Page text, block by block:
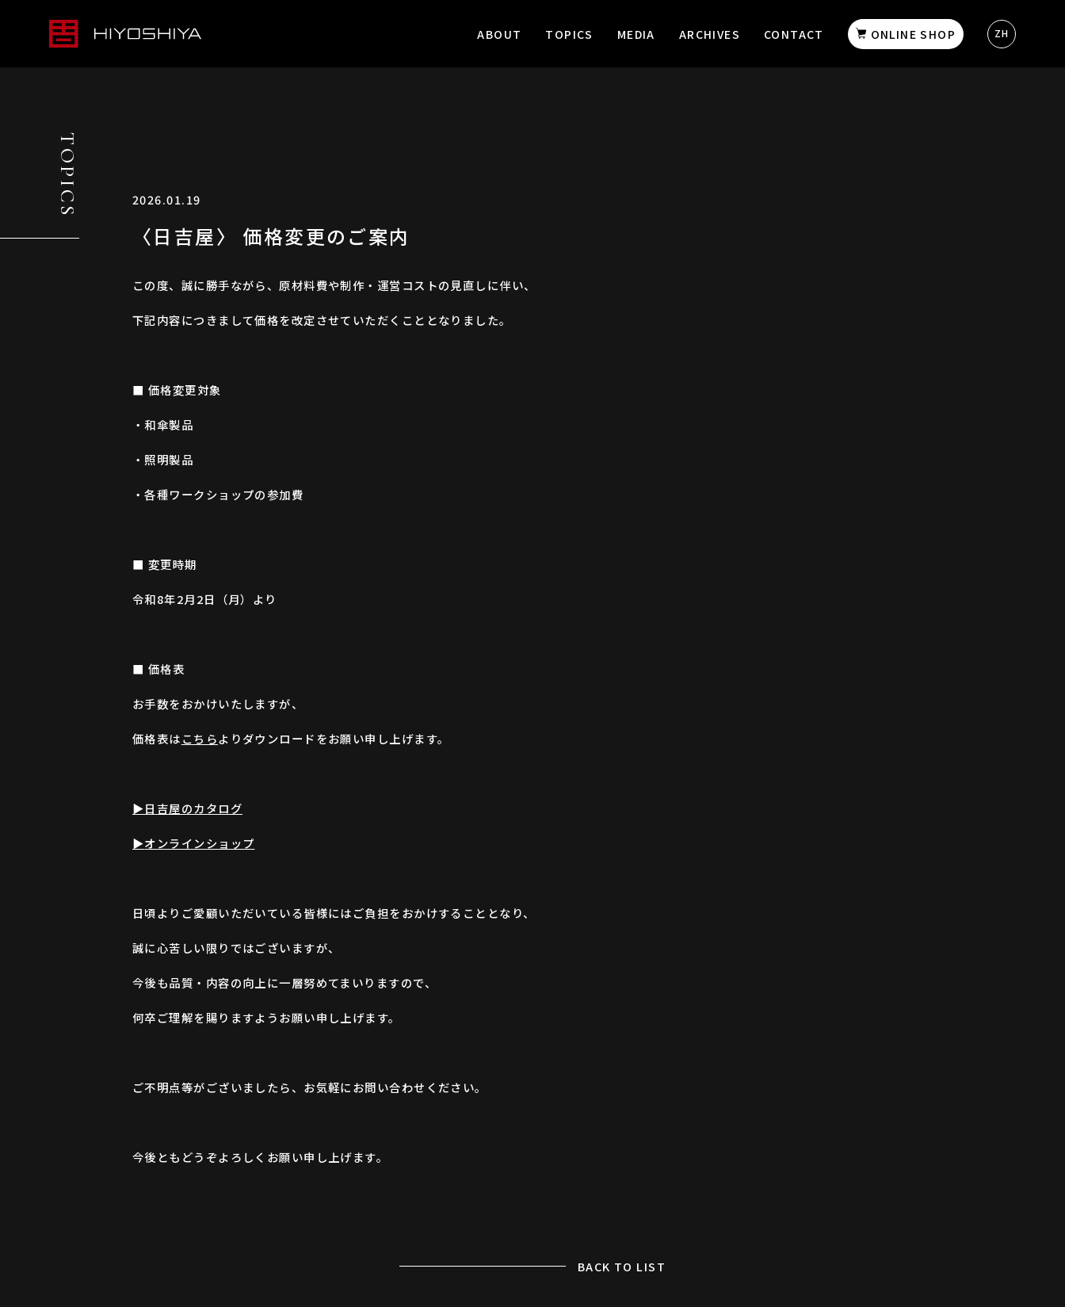
ABOUT TOPICS MEDIA ARCHIVES CONTACT ONLINE SHOP ZH
TOPICS 2026.01.19
〈日吉屋〉 価格変更のご案内
この度、誠に勝手ながら、原材料費や制作・運営コストの見直しに伴い、
下記内容につきまして価格を改定させていただくこととなりました。
■ 価格変更対象
・和傘製品
・照明製品
・各種ワークショップの参加費
■ 変更時期
令和8年2月2日（月）より
■ 価格表
お手数をおかけいたしますが、
価格表はこちらよりダウンロードをお願い申し上げます。
▶日吉屋のカタログ
▶オンラインショップ
日頃よりご愛顧いただいている皆様にはご負担をおかけすることとなり、
誠に心苦しい限りではございますが、
今後も品質・内容の向上に一層努めてまいりますので、
何卒ご理解を賜りますようお願い申し上げます。
ご不明点等がございましたら、お気軽にお問い合わせください。
今後ともどうぞよろしくお願い申し上げます。
BACK TO LIST